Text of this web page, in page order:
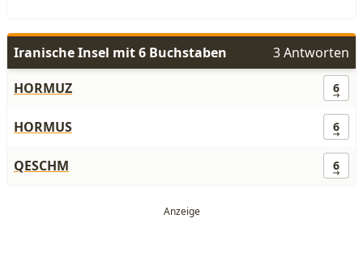
Iranische Insel mit 6 Buchstaben
3 Antworten
HORMUZ
6
HORMUS 6
QESCHM 6